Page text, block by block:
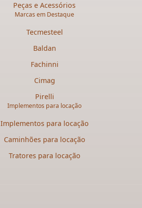
Peças e Acessórios
Marcas em Destaque
Tecmesteel
Baldan
Fachinni
Cimag
Pirelli
Implementos para locação
Implementos para locação
Caminhões para locação​
Tratores para locação​